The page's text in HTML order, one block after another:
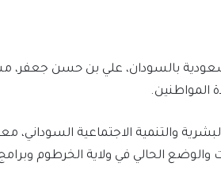
بالسودان، علي بن حسن جعفر،
المواطنين.
والتنمية الاجتماعية
والوضع الحالي في ولاية الخرطوم